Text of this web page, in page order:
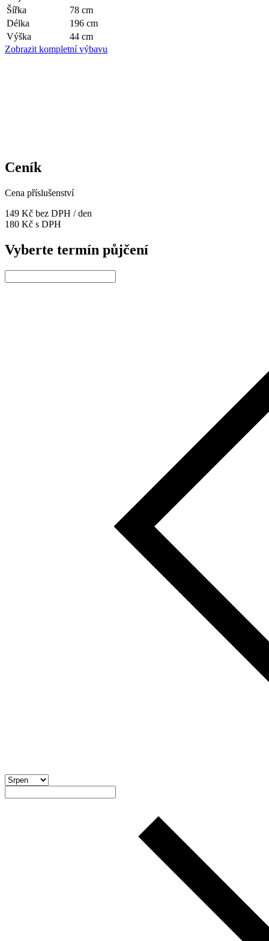
Šířka
78 cm
Délka
196 cm
Výška
44 cm
Zobrazit kompletní výbavu
Ceník
Cena příslušenství
149 Kč bez DPH / den
180 Kč s DPH
Vyberte termín půjčení